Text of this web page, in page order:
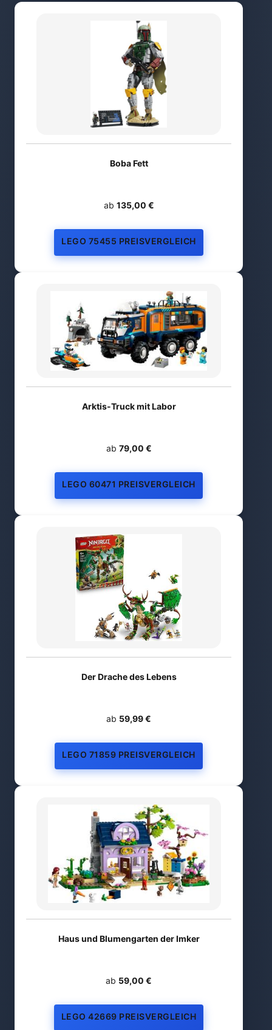
Boba Fett
ab 135,00 €
LEGO 75455 PREISVERGLEICH
Arktis-Truck mit Labor
ab 79,00 €
LEGO 60471 PREISVERGLEICH
Der Drache des Lebens
ab 59,99 €
LEGO 71859 PREISVERGLEICH
Haus und Blumengarten der Imker
ab 59,00 €
LEGO 42669 PREISVERGLEICH